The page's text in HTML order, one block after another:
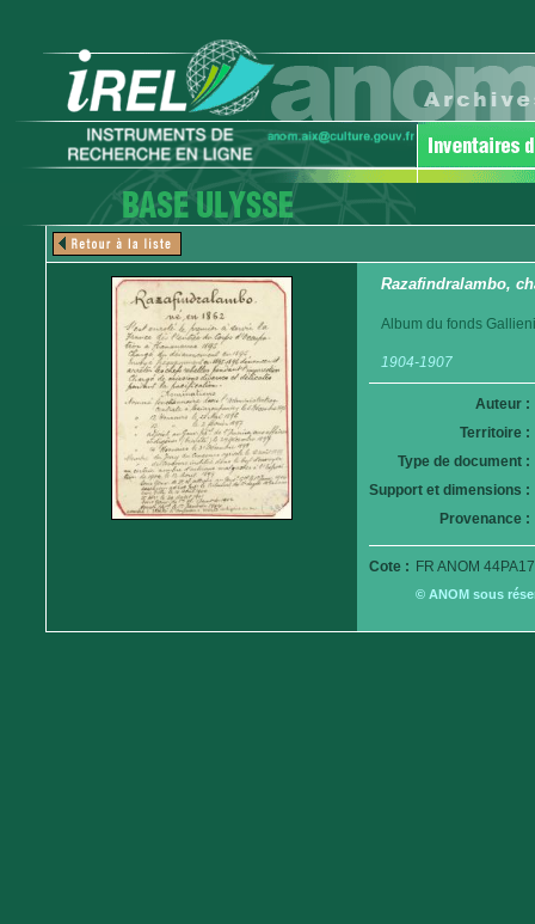
Razafindralambo,
Album du fonds
1904-1907
Auteur :
Territoire :
Type de document :
Support et dimensions :
Provenance :
Cote : FR ANOM
© ANOM sous